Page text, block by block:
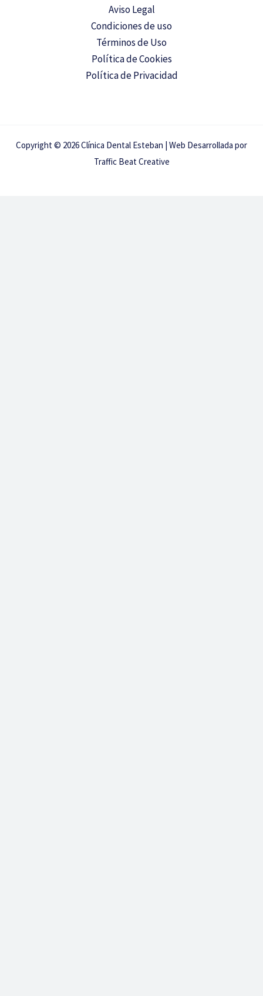
Aviso Legal
Condiciones de uso
Términos de Uso
Política de Cookies
Política dePrivacidad
Copyright © 2026 Clínica Dental Esteban | Web Desarrollada por
Traffic Beat Creative